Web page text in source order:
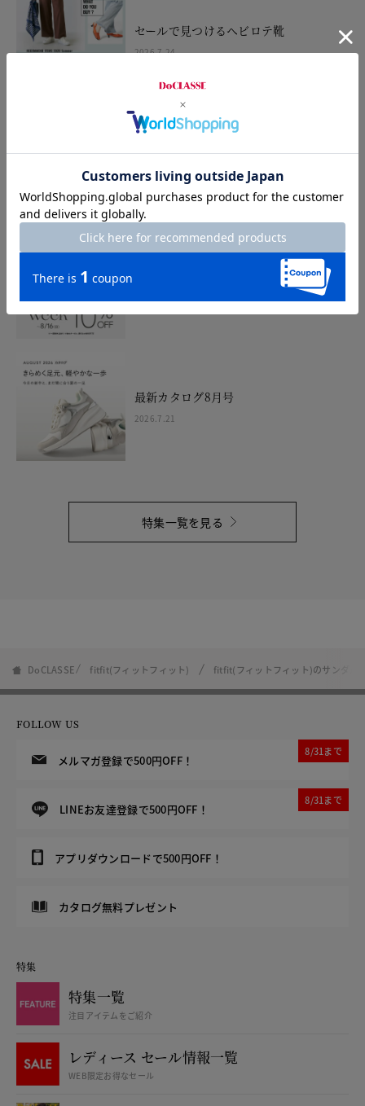
セールで見つけるヘビロテ靴
2026.7.24
FINAL SALE開催中
2026.7.24
最新カタログ8月号
2026.7.21
特集一覧を見る
DoCLASSE fitfit(フィットフィット) fitfit(フィットフィット)のサンダル
FOLLOW US
メルマガ登録で500円OFF！
8/31まで
LINEお友達登録で500円OFF！
8/31まで
アプリダウンロードで500円OFF！
カタログ無料プレゼント
特集
特集一覧
注目アイテムをご紹介
レディース セール情報一覧
WEB限定お得なセール